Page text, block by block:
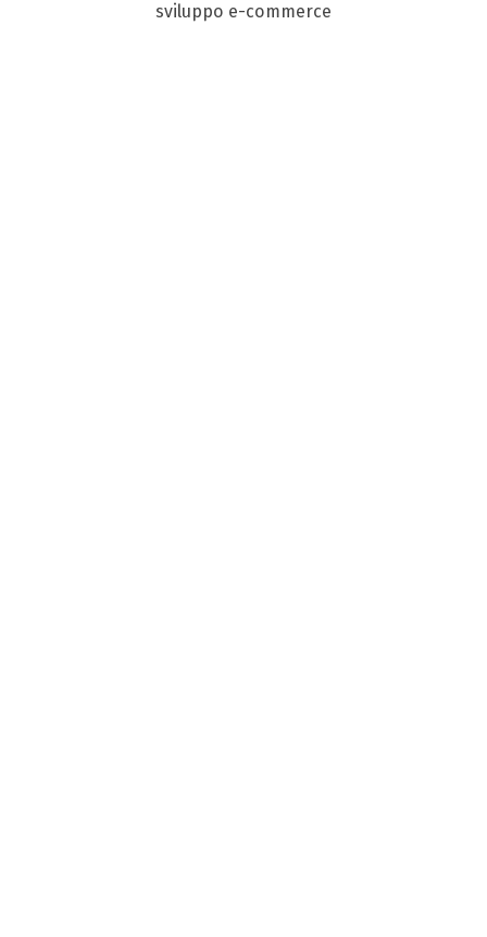
sviluppo e-commerce